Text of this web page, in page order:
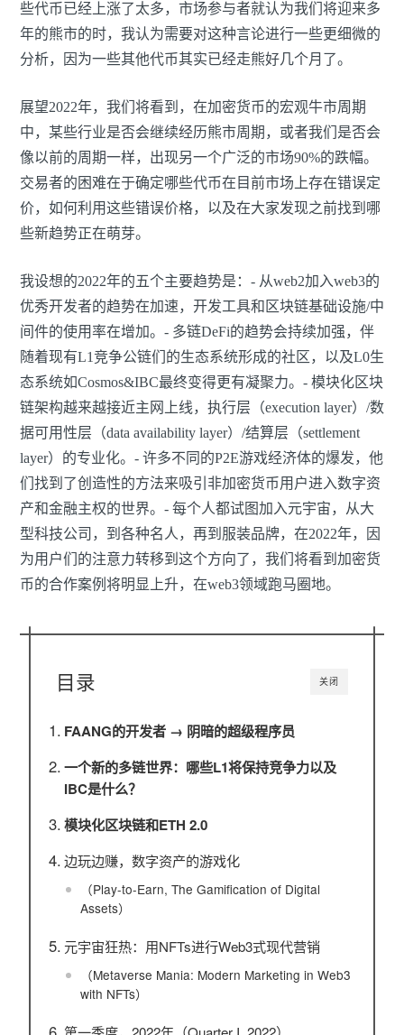
些代币已经上涨了太多，市场参与者就认为我们将迎来多
年的熊市的时，我认为需要对这种言论进行一些更细微的
分析，因为一些其他代币其实已经走熊好几个月了。
展望2022年，我们将看到，在加密货币的宏观牛市周期
中，某些行业是否会继续经历熊市周期，或者我们是否会
像以前的周期一样，出现另一个广泛的市场90%的跌幅。
交易者的困难在于确定哪些代币在目前市场上存在错误定
价，如何利用这些错误价格，以及在大家发现之前找到哪
些新趋势正在萌芽。
我设想的2022年的五个主要趋势是：- 从web2加入web3的
优秀开发者的趋势在加速，开发工具和区块链基础设施/中
间件的使用率在增加。- 多链DeFi的趋势会持续加强，伴
随着现有L1竞争公链们的生态系统形成的社区，以及L0生
态系统如Cosmos&IBC最终变得更有凝聚力。- 模块化区块
链架构越来越接近主网上线，执行层（execution layer）/数
据可用性层（data availability layer）/结算层（settlement
layer）的专业化。- 许多不同的P2E游戏经济体的爆发，他
们找到了创造性的方法来吸引非加密货币用户进入数字资
产和金融主权的世界。- 每个人都试图加入元宇宙，从大
型科技公司，到各种名人，再到服装品牌，在2022年，因
为用户们的注意力转移到这个方向了，我们将看到加密货
币的合作案例将明显上升，在web3领域跑马圈地。
关闭
目录
FAANG的开发者 → 阴暗的超级程序员
一个新的多链世界：哪些L1将保持竞争力以及
IBC是什么？
模块化区块链和ETH 2.0
边玩边赚，数字资产的游戏化
（Play-to-Earn, The Gamification of Digital
Assets）
元宇宙狂热：用NFTs进行Web3式现代营销
（Metaverse Mania: Modern Marketing in Web3
with NFTs）